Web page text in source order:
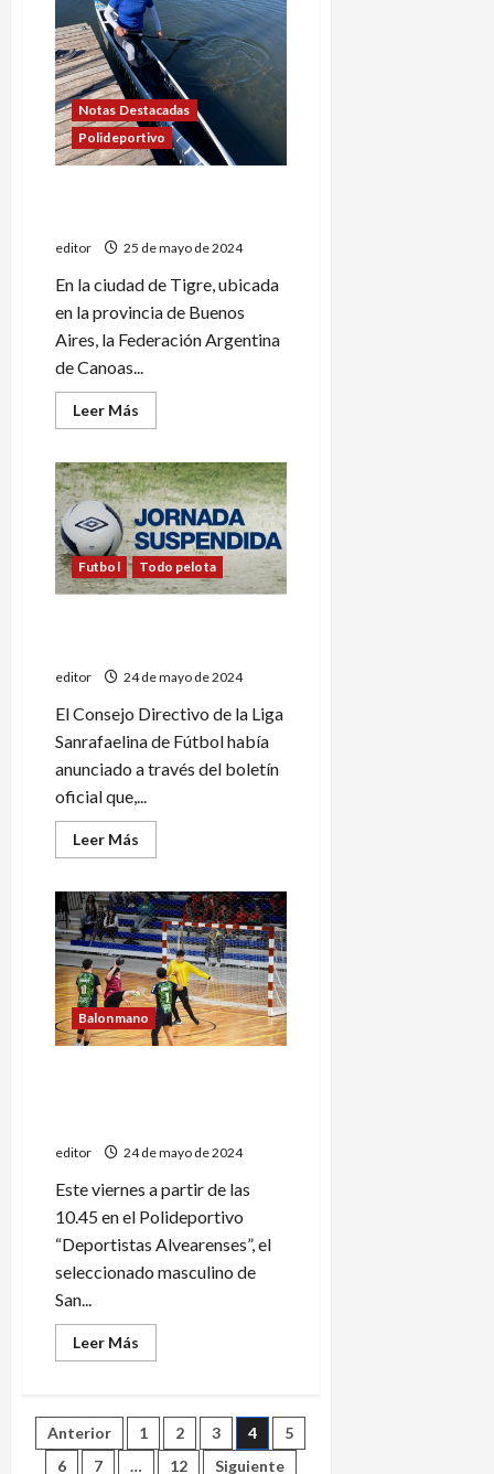
Notas Destacadas
Polideportivo
editor 25 de mayo de 2024
En la ciudad de Tigre, ubicada
en la provincia de Buenos
Aires, la Federación Argentina
de Canoas...
Leer Más
más
Se
mantiene
en
la
cima
del
ranking
argentino
Futbol Todo pelota
editor 24 de mayo de 2024
El Consejo Directivo de la Liga
Sanrafaelina de Fútbol había
anunciado a través del boletín
oficial que,...
Leer Más
más
No
habrá
fútbol
el
fin
de
semana
Balonmano
editor 24 de mayo de 2024
Este viernes a partir de las
10.45 en el Polideportivo
“Deportistas Alvearenses”, el
seleccionado masculino de
San...
Leer Más
más
de
handball:
San
Rafael
Paginación
Anterior 1 2 3 4
5
6
7 … 12 Siguiente